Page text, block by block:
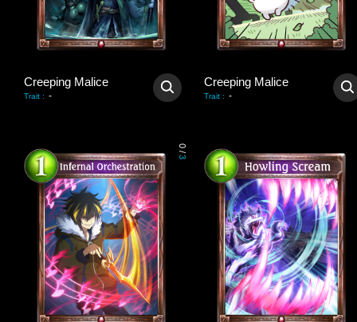
Creeping Malice
Trait : -
Creeping Malice
Trait : -
0
/
3